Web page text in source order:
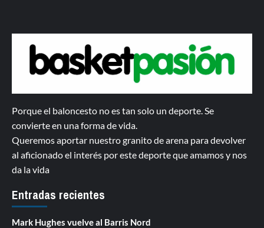
Porque el baloncesto no es tan solo un deporte. Se
convierte en una forma de vida.
Queremos aportar nuestro granito de arena para devolver
al aficionado el interés por este deporte que amamos y nos
da la vida
Entradas recientes
Mark Hughes vuelve al Barris Nord